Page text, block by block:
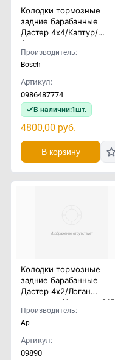
Колодки тормозные
задние барабанные
Дастер 4x4/Каптур/
Аркана
Производитель:
Bosch
Артикул:
0986487774
В наличии:1шт.
4800,00 руб.
В корзину
Колодки тормозные
задние барабанные
Дастер 4x2/Логан
универсал/Альмера G15
Производитель:
Ap
Артикул:
09890